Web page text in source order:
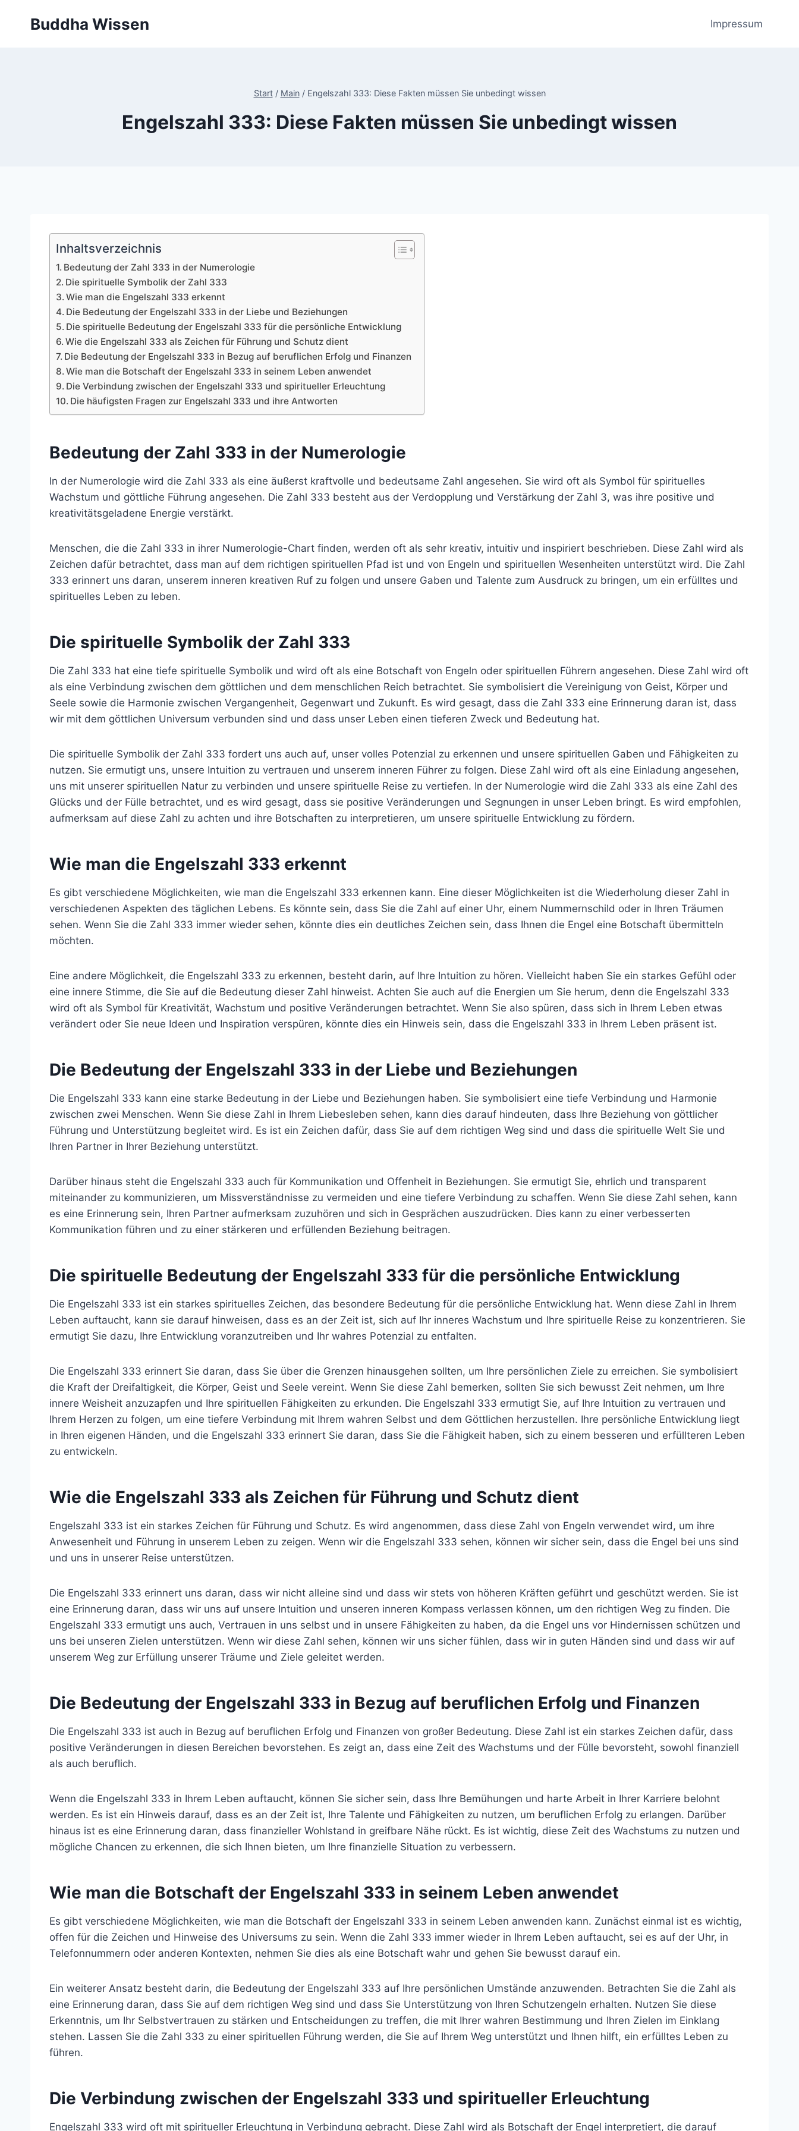
Buddha Wissen Impressum
Start / Main / Engelszahl 333: Diese Fakten müssen Sie unbedingt wissen
Engelszahl 333: Diese Fakten müssen Sie unbedingt wissen
Inhaltsverzeichnis
Bedeutung der Zahl 333 in der Numerologie
Die spirituelle Symbolik der Zahl 333
Wie man die Engelszahl 333 erkennt
Die Bedeutung der Engelszahl 333 in der Liebe und Beziehungen
Die spirituelle Bedeutung der Engelszahl 333 für die persönliche Entwicklung
Wie die Engelszahl 333 als Zeichen für Führung und Schutz dient
Die Bedeutung der Engelszahl 333 in Bezug auf beruflichen Erfolg und Finanzen
Wie man die Botschaft der Engelszahl 333 in seinem Leben anwendet
Die Verbindung zwischen der Engelszahl 333 und spiritueller Erleuchtung
Die häufigsten Fragen zur Engelszahl 333 und ihre Antworten
Bedeutung der Zahl 333 in der Numerologie
In der Numerologie wird die Zahl 333 als eine äußerst kraftvolle und bedeutsame Zahl angesehen. Sie wird oft als Symbol für spirituelles
Wachstum und göttliche Führung angesehen. Die Zahl 333 besteht aus der Verdopplung und Verstärkung der Zahl 3, was ihre positive und
kreativitätsgeladene Energie verstärkt.
Menschen, die die Zahl 333 in ihrer Numerologie-Chart finden, werden oft als sehr kreativ, intuitiv und inspiriert beschrieben. Diese Zahl wird als
Zeichen dafür betrachtet, dass man auf dem richtigen spirituellen Pfad ist und von Engeln und spirituellen Wesenheiten unterstützt wird. Die Zahl
333 erinnert uns daran, unserem inneren kreativen Ruf zu folgen und unsere Gaben und Talente zum Ausdruck zu bringen, um ein erfülltes und
spirituelles Leben zu leben.
Die spirituelle Symbolik der Zahl 333
Die Zahl 333 hat eine tiefe spirituelle Symbolik und wird oft als eine Botschaft von Engeln oder spirituellen Führern angesehen. Diese Zahl wird oft
als eine Verbindung zwischen dem göttlichen und dem menschlichen Reich betrachtet. Sie symbolisiert die Vereinigung von Geist, Körper und
Seele sowie die Harmonie zwischen Vergangenheit, Gegenwart und Zukunft. Es wird gesagt, dass die Zahl 333 eine Erinnerung daran ist, dass
wir mit dem göttlichen Universum verbunden sind und dass unser Leben einen tieferen Zweck und Bedeutung hat.
Die spirituelle Symbolik der Zahl 333 fordert uns auch auf, unser volles Potenzial zu erkennen und unsere spirituellen Gaben und Fähigkeiten zu
nutzen. Sie ermutigt uns, unsere Intuition zu vertrauen und unserem inneren Führer zu folgen. Diese Zahl wird oft als eine Einladung angesehen,
uns mit unserer spirituellen Natur zu verbinden und unsere spirituelle Reise zu vertiefen. In der Numerologie wird die Zahl 333 als eine Zahl des
Glücks und der Fülle betrachtet, und es wird gesagt, dass sie positive Veränderungen und Segnungen in unser Leben bringt. Es wird empfohlen,
aufmerksam auf diese Zahl zu achten und ihre Botschaften zu interpretieren, um unsere spirituelle Entwicklung zu fördern.
Wie man die Engelszahl 333 erkennt
Es gibt verschiedene Möglichkeiten, wie man die Engelszahl 333 erkennen kann. Eine dieser Möglichkeiten ist die Wiederholung dieser Zahl in
verschiedenen Aspekten des täglichen Lebens. Es könnte sein, dass Sie die Zahl auf einer Uhr, einem Nummernschild oder in Ihren Träumen
sehen. Wenn Sie die Zahl 333 immer wieder sehen, könnte dies ein deutliches Zeichen sein, dass Ihnen die Engel eine Botschaft übermitteln
möchten.
Eine andere Möglichkeit, die Engelszahl 333 zu erkennen, besteht darin, auf Ihre Intuition zu hören. Vielleicht haben Sie ein starkes Gefühl oder
eine innere Stimme, die Sie auf die Bedeutung dieser Zahl hinweist. Achten Sie auch auf die Energien um Sie herum, denn die Engelszahl 333
wird oft als Symbol für Kreativität, Wachstum und positive Veränderungen betrachtet. Wenn Sie also spüren, dass sich in Ihrem Leben etwas
verändert oder Sie neue Ideen und Inspiration verspüren, könnte dies ein Hinweis sein, dass die Engelszahl 333 in Ihrem Leben präsent ist.
Die Bedeutung der Engelszahl 333 in der Liebe und Beziehungen
Die Engelszahl 333 kann eine starke Bedeutung in der Liebe und Beziehungen haben. Sie symbolisiert eine tiefe Verbindung und Harmonie
zwischen zwei Menschen. Wenn Sie diese Zahl in Ihrem Liebesleben sehen, kann dies darauf hindeuten, dass Ihre Beziehung von göttlicher
Führung und Unterstützung begleitet wird. Es ist ein Zeichen dafür, dass Sie auf dem richtigen Weg sind und dass die spirituelle Welt Sie und
Ihren Partner in Ihrer Beziehung unterstützt.
Darüber hinaus steht die Engelszahl 333 auch für Kommunikation und Offenheit in Beziehungen. Sie ermutigt Sie, ehrlich und transparent
miteinander zu kommunizieren, um Missverständnisse zu vermeiden und eine tiefere Verbindung zu schaffen. Wenn Sie diese Zahl sehen, kann
es eine Erinnerung sein, Ihren Partner aufmerksam zuzuhören und sich in Gesprächen auszudrücken. Dies kann zu einer verbesserten
Kommunikation führen und zu einer stärkeren und erfüllenden Beziehung beitragen.
Die spirituelle Bedeutung der Engelszahl 333 für die persönliche Entwicklung
Die Engelszahl 333 ist ein starkes spirituelles Zeichen, das besondere Bedeutung für die persönliche Entwicklung hat. Wenn diese Zahl in Ihrem
Leben auftaucht, kann sie darauf hinweisen, dass es an der Zeit ist, sich auf Ihr inneres Wachstum und Ihre spirituelle Reise zu konzentrieren. Sie
ermutigt Sie dazu, Ihre Entwicklung voranzutreiben und Ihr wahres Potenzial zu entfalten.
Die Engelszahl 333 erinnert Sie daran, dass Sie über die Grenzen hinausgehen sollten, um Ihre persönlichen Ziele zu erreichen. Sie symbolisiert
die Kraft der Dreifaltigkeit, die Körper, Geist und Seele vereint. Wenn Sie diese Zahl bemerken, sollten Sie sich bewusst Zeit nehmen, um Ihre
innere Weisheit anzuzapfen und Ihre spirituellen Fähigkeiten zu erkunden. Die Engelszahl 333 ermutigt Sie, auf Ihre Intuition zu vertrauen und
Ihrem Herzen zu folgen, um eine tiefere Verbindung mit Ihrem wahren Selbst und dem Göttlichen herzustellen. Ihre persönliche Entwicklung liegt
in Ihren eigenen Händen, und die Engelszahl 333 erinnert Sie daran, dass Sie die Fähigkeit haben, sich zu einem besseren und erfüllteren Leben
zu entwickeln.
Wie die Engelszahl 333 als Zeichen für Führung und Schutz dient
Engelszahl 333 ist ein starkes Zeichen für Führung und Schutz. Es wird angenommen, dass diese Zahl von Engeln verwendet wird, um ihre
Anwesenheit und Führung in unserem Leben zu zeigen. Wenn wir die Engelszahl 333 sehen, können wir sicher sein, dass die Engel bei uns sind
und uns in unserer Reise unterstützen.
Die Engelszahl 333 erinnert uns daran, dass wir nicht alleine sind und dass wir stets von höheren Kräften geführt und geschützt werden. Sie ist
eine Erinnerung daran, dass wir uns auf unsere Intuition und unseren inneren Kompass verlassen können, um den richtigen Weg zu finden. Die
Engelszahl 333 ermutigt uns auch, Vertrauen in uns selbst und in unsere Fähigkeiten zu haben, da die Engel uns vor Hindernissen schützen und
uns bei unseren Zielen unterstützen. Wenn wir diese Zahl sehen, können wir uns sicher fühlen, dass wir in guten Händen sind und dass wir auf
unserem Weg zur Erfüllung unserer Träume und Ziele geleitet werden.
Die Bedeutung der Engelszahl 333 in Bezug auf beruflichen Erfolg und Finanzen
Die Engelszahl 333 ist auch in Bezug auf beruflichen Erfolg und Finanzen von großer Bedeutung. Diese Zahl ist ein starkes Zeichen dafür, dass
positive Veränderungen in diesen Bereichen bevorstehen. Es zeigt an, dass eine Zeit des Wachstums und der Fülle bevorsteht, sowohl finanziell
als auch beruflich.
Wenn die Engelszahl 333 in Ihrem Leben auftaucht, können Sie sicher sein, dass Ihre Bemühungen und harte Arbeit in Ihrer Karriere belohnt
werden. Es ist ein Hinweis darauf, dass es an der Zeit ist, Ihre Talente und Fähigkeiten zu nutzen, um beruflichen Erfolg zu erlangen. Darüber
hinaus ist es eine Erinnerung daran, dass finanzieller Wohlstand in greifbare Nähe rückt. Es ist wichtig, diese Zeit des Wachstums zu nutzen und
mögliche Chancen zu erkennen, die sich Ihnen bieten, um Ihre finanzielle Situation zu verbessern.
Wie man die Botschaft der Engelszahl 333 in seinem Leben anwendet
Es gibt verschiedene Möglichkeiten, wie man die Botschaft der Engelszahl 333 in seinem Leben anwenden kann. Zunächst einmal ist es wichtig,
offen für die Zeichen und Hinweise des Universums zu sein. Wenn die Zahl 333 immer wieder in Ihrem Leben auftaucht, sei es auf der Uhr, in
Telefonnummern oder anderen Kontexten, nehmen Sie dies als eine Botschaft wahr und gehen Sie bewusst darauf ein.
Ein weiterer Ansatz besteht darin, die Bedeutung der Engelszahl 333 auf Ihre persönlichen Umstände anzuwenden. Betrachten Sie die Zahl als
eine Erinnerung daran, dass Sie auf dem richtigen Weg sind und dass Sie Unterstützung von Ihren Schutzengeln erhalten. Nutzen Sie diese
Erkenntnis, um Ihr Selbstvertrauen zu stärken und Entscheidungen zu treffen, die mit Ihrer wahren Bestimmung und Ihren Zielen im Einklang
stehen. Lassen Sie die Zahl 333 zu einer spirituellen Führung werden, die Sie auf Ihrem Weg unterstützt und Ihnen hilft, ein erfülltes Leben zu
führen.
Die Verbindung zwischen der Engelszahl 333 und spiritueller Erleuchtung
Engelszahl 333 wird oft mit spiritueller Erleuchtung in Verbindung gebracht. Diese Zahl wird als Botschaft der Engel interpretiert, die darauf